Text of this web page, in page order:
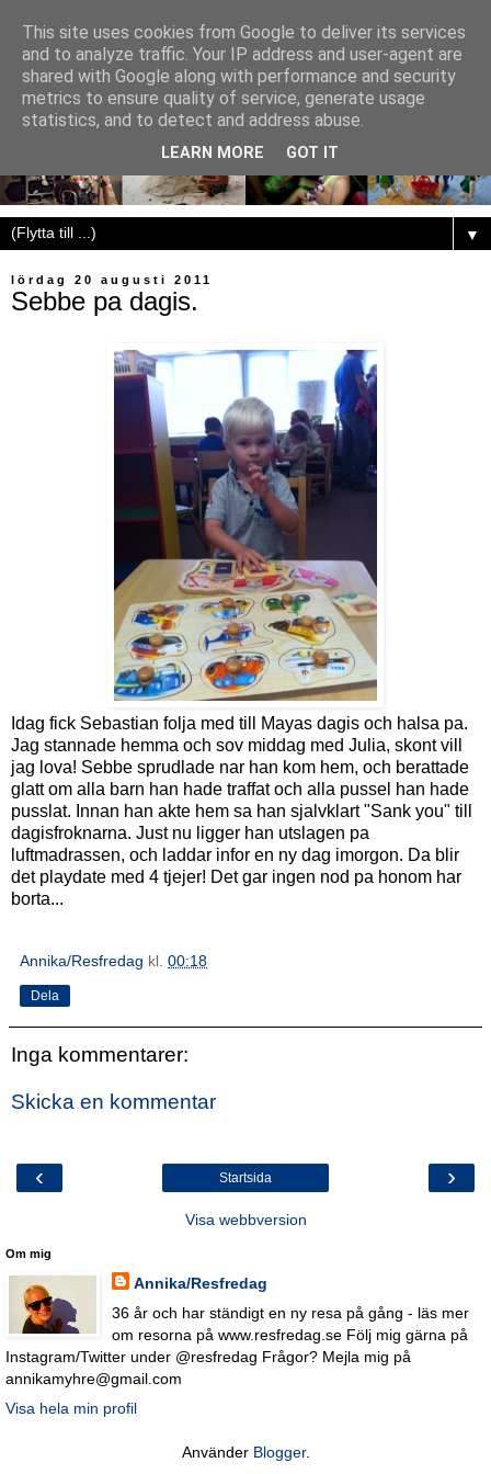
▼
lördag 20 augusti 2011
Sebbe pa dagis.
Idag fick Sebastian folja med till Mayas dagis och halsa pa.
Jag stannade hemma och sov middag med Julia, skont vill
jag lova! Sebbe sprudlade nar han kom hem, och berattade
glatt om alla barn han hade traffat och alla pussel han hade
pusslat. Innan han akte hem sa han sjalvklart "Sank you" till
dagisfroknarna. Just nu ligger han utslagen pa
luftmadrassen, och laddar infor en ny dag imorgon. Da blir
det playdate med 4 tjejer! Det gar ingen nod pa honom har
borta...
Annika/Resfredag kl. 00:18
Dela
Inga kommentarer:
Skicka en kommentar
‹ ›
Startsida
Visa webbversion
Om mig
Annika/Resfredag
36 år och har ständigt en ny resa på gång - läs mer
om resorna på www.resfredag.se Följ mig gärna på
Instagram/Twitter under @resfredag Frågor? Mejla mig på
annikamyhre@gmail.com
Visa hela min profil
Använder Blogger.
This site uses cookies from Google to deliver its services
and to analyze traffic. Your IP address and user-agent are
shared with Google along with performance and security
metrics to ensure quality of service, generate usage
statistics, and to detect and address abuse.
LEARN MORE GOT IT